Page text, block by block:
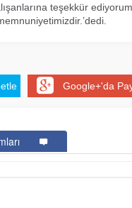
teşekkür
Google+'da